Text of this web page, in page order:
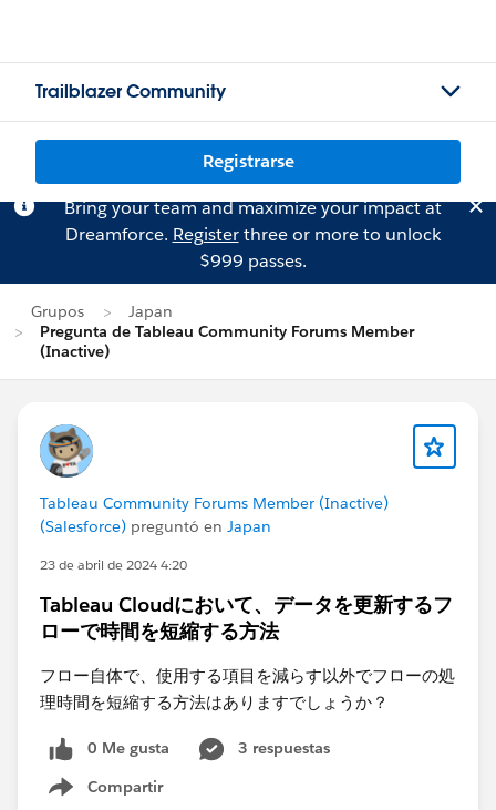
Trailblazer Community
Registrarse
Bring your team and maximize your impact at
Dreamforce. Registerthree or more to unlock
$999 passes.
Grupos
Japan
Pregunta de Tableau Community Forums Member
(Inactive)
Tableau Community Forums Member (Inactive)
(Salesforce) preguntó en Japan
23 de abril de 2024 4:20
Tableau Cloudにおいて、データを更新するフ
ローで時間を短縮する方法
フロー自体で、使用する項目を減らす以外でフローの処
理時間を短縮する方法はありますでしょうか？
0 Me gusta
3 respuestas
Compartir
Show menu